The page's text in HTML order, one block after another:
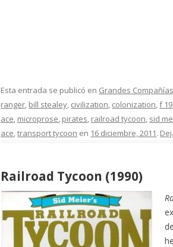
Esta entrada se publicó en Grandes Compañías
ranger, bill stealey, civilization, colonization,f
ace, microprose, pirates, railroad tycoon, sid
ace,transport tycoon en 16 diciembre, 2011.
Railroad Tycoon (1990)